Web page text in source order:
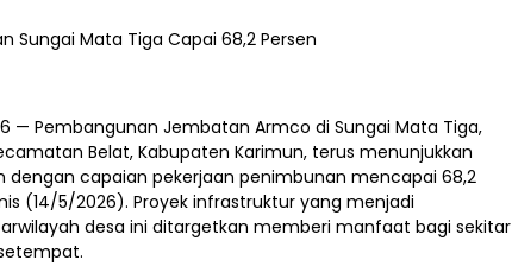
Sungai Mata Tiga Capai 68,2 Persen
— Pembangunan Jembatan Armco di Sungai Mata Tiga,
Belat, Kabupaten Karimun, terus menunjukkan
dengan capaian pekerjaan penimbunan mencapai 68,2
(14/5/2026). Proyek infrastruktur yang menjadi
desa ini ditargetkan memberi manfaat bagi sekitar